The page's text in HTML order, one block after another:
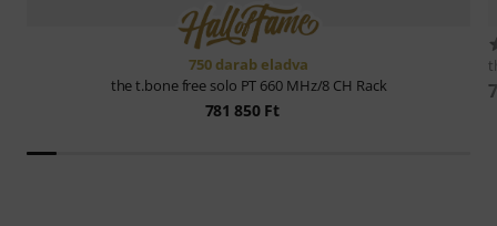
750 darab eladva
the t.bonefree solo PT 660 MHz/8 CH Rack
781 850 Ft